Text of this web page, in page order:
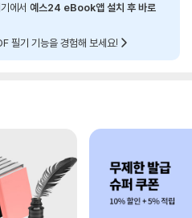
에서 예스24 eBook앱 설치 후 바로
필기 기능을 경험해 보세요!